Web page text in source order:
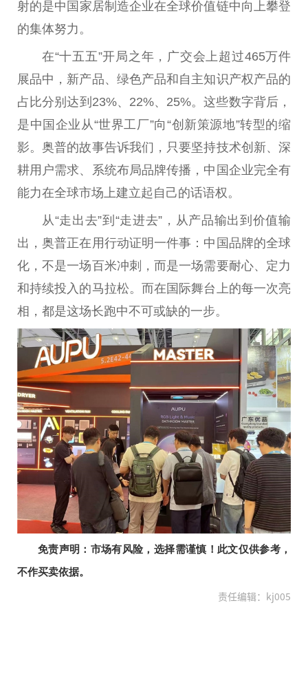
射的是中国 家居制造企业在全球价值链中向上攀登
的集体努力。
在“十五五”开局之年，广交会上超过465万件
展品中，新产品、绿色产品和自主知识产权产品的
占比分别达到23%、22%、25%。这些数字背后，
是中国 企业从“世界工厂”向“创新策源地”转型的缩
影。奥普的故事告诉我们，只要坚持技术创新、深
耕用户需求、系统布局品牌传播， 中国企业完全有
能力在全球市场上建立起自己的话语权。
从“走出去”到“走进去”，从产品输出到价值输
出，奥普正在用行动证明一件事： 中国 品牌的全球
化，不是一场百米冲刺，而是一场需要耐心、定力
和持续投入的马拉松。而在国际舞台上的每一次亮
相，都是这场长跑中不可或缺的一步。
免责声明：市场有风险，选择需谨慎！此文仅供参考，
不作买卖依据。
责任编辑：kj005